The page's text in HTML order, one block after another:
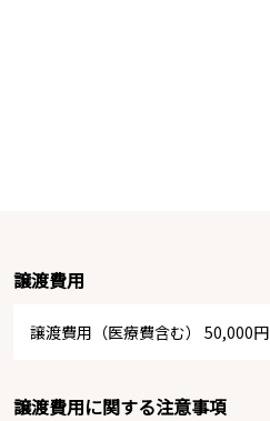
譲渡費用
譲渡費用（医療費含む） 50,000円
譲渡費用に関する注意事項